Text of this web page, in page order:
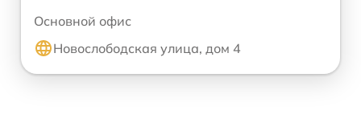
Основной офис
Новослободская улица, дом 4